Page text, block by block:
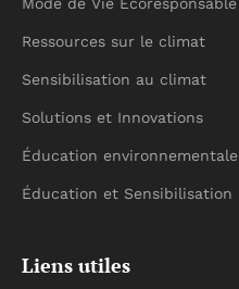
Ressources sur le climat
Sensibilisation au climat
Solutions et Innovations
Éducation environnementale
Éducation et Sensibilisation
Liens utiles